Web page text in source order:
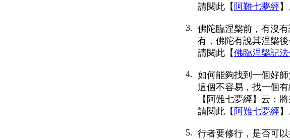
請閱此【 阿難七夢經 】
3. 佛陀臨涅槃前，有沒
有，佛陀有說其涅槃
請閱此【佛臨涅槃記
4. 如何能夠找到一個好師
這個不容易，找一個
【阿難七夢經】云：
請閱此【 阿難七夢經 】
5. 行者要修行，是否可